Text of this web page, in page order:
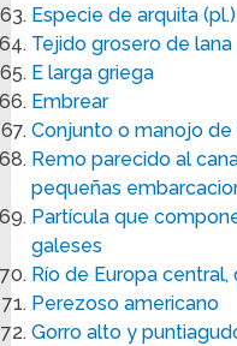
Especie de arquita (pl.)
Tejido grosero de lana
E larga griega
Embrear
Conjunto o manojo de
Remo parecido al
pequeñas
Partícula que
galeses
Río de Europa
Perezoso americano
Gorro alto y